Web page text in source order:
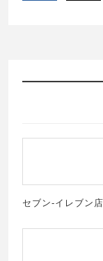
セブン-イレブン